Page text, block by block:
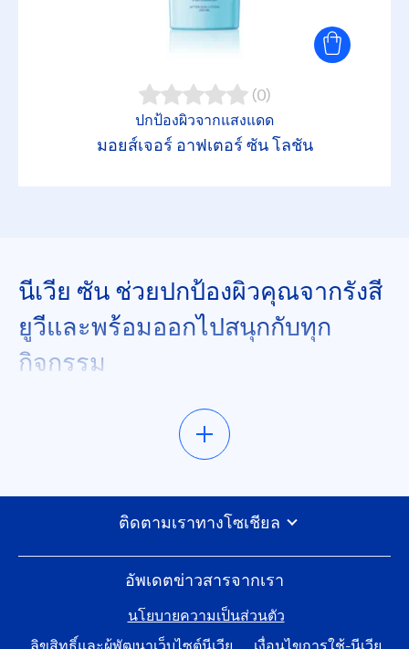
ฟื้นบำรุงผิว
สำหรับใช้เป็นประจำทุกวัน
ตัวกรองที่เลือก
(0)
ปกป้องผิวจากแสงแดด
มอยส์เจอร์ อาฟเตอร์ ซัน โลชั่น
นีเวีย ซัน ช่วยปกป้องผิวคุณจากรังสี
ยูวีและพร้อมออกไปสนุกกับทุก
กิจกรรม
แต่หลายๆ คนก็ยังกังวลว่า ใช้กันแดดแล้วจะเหนียว
เหนอะหนะ ขอบอกค่ะว่าให้ลืมภาพจำเหล่านั้นไปได้
เลย เพราะ นีเวีย ซัน มีทั้งสูตรที่เหมาะสำหรับใช้ทุกวัน
กับกิจกรรมกลางแดดแรงๆ ปกป้องผิวขั้นสุด กันน้ำ กัน
เหงื่อแถมไม่มีส่วนผสมของสารที่ทำร้ายปะการังด้วย
นะคะ
กันแดดหน้าสำหรับคนที่ต้องเจอกับ
อัพเดตข่าวสารจากเรา
นโยบายความเป็นส่วนตัว
ติดตามเราทางโซเชียล